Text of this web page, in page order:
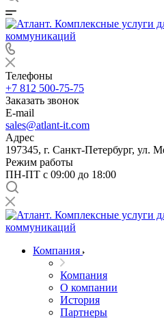
Телефоны
+7 812 500-75-75
Заказать звонок
E-mail
sales@atlant-it.com
Адрес
197345, г. Санкт-Петербург, ул.
Режим работы
ПН-ПТ с 09:00 до 18:00
Компания
Компания
О компании
История
Партнеры